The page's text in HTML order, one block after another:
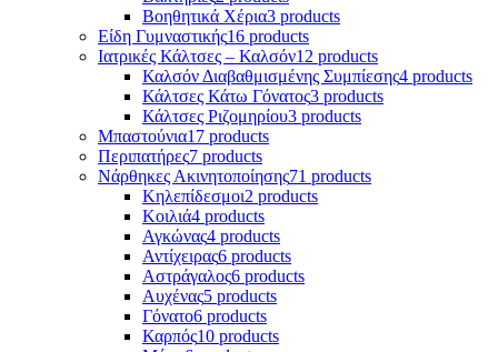
Βοηθητικά Χέρια3 products
Είδη Γυμναστικής16 products
Ιατρικές Κάλτσες – Καλσόν12 products
Καλσόν Διαβαθμισμένης Συμπίεσης4 products
Κάλτσες Κάτω Γόνατος3 products
Κάλτσες Ριζομηρίου3 products
Μπαστούνια17 products
Περιπατήρες7 products
Νάρθηκες Ακινητοποίησης71 products
Κηλεπίδεσμοι2 products
Κοιλιά4 products
Αγκώνας4 products
Αντίχειρας6 products
Αστράγαλος6 products
Αυχένας5 products
Γόνατο6 products
Καρπός10 products